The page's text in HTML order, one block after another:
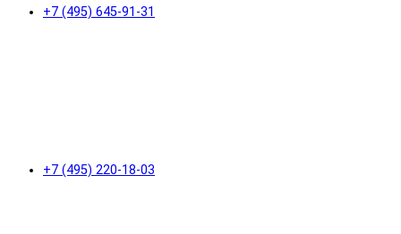
+7 (495) 645-91-31
+7 (495) 220-18-03